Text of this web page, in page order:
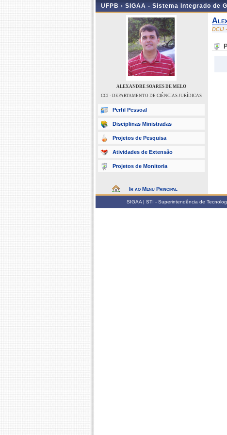
UFPB › SIGAA - Sistema Integrado de
ALEXANDRE SOARES DE MELO
CCJ - DEPARTAMENTO DE CIÊNCIAS JURÍDICAS
Perfil Pessoal
Disciplinas Ministradas
Projetos de Pesquisa
Atividades de Extensão
Projetos de Monitoria
Ir ao Menu Principal
DCIJ
SIGAA | STI - Superintendência de